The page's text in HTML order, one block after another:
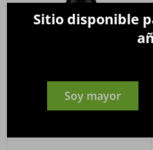
Sitio disponible
Soy mayor